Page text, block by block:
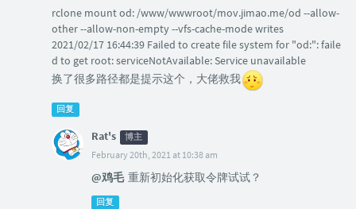
rclone mount od: /www/wwwroot/mov.jimao.me/od --allow-
other --allow-non-empty --vfs-cache-mode writes
2021/02/17 16:44:39 Failed to create file system for "od:": faile
d to get root: serviceNotAvailable: Service unavailable
换了很多路径都是提示这个，大佬救我
回复
Rat's 博主
February 20th, 2021 at 10:38 am
@鸡毛 重新初始化获取令牌试试？
回复